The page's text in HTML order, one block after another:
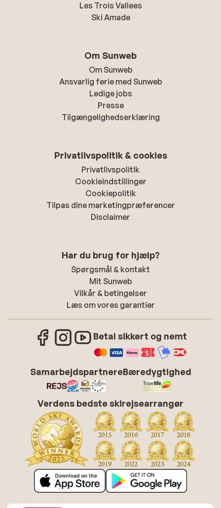
Les Trois Vallees
Ski Amade
Om Sunweb
Om Sunweb
Ansvarlig ferie med Sunweb
Ledige jobs
Presse
Tilgængelighedserklæring
Privatlivspolitik & cookies
Privatlivspolitik
Cookieindstillinger
Cookiepolitik
Tilpas dine marketingpræferencer
Disclaimer
Har du brug for hjælp?
Spørgsmål & kontakt
Mit Sunweb
Vilkår & betingelser
Læs om vores garantier
Betal sikkert og nemt
SamarbejdspartnereBæredygtighed
Verdens bedste skirejsearrangør